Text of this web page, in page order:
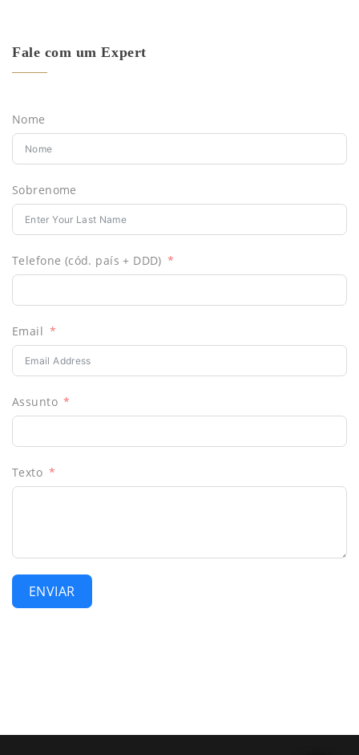
Fale com um Expert
Nome
Sobrenome
Telefone (cód. país + DDD)
Email
Assunto
Texto
ENVIAR